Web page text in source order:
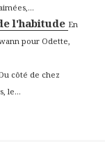
l'habitude En
pour Odette,
côté de chez
le...